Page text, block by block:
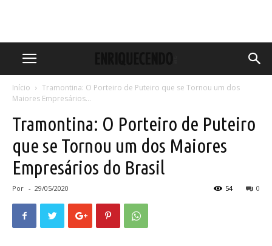
Início
Tramontina: O Porteiro de Puteiro que se Tornou um dos
Maiores Empresários...
Tramontina: O Porteiro de Puteiro
que se Tornou um dos Maiores
Empresários do Brasil
Por - 29/05/2020 0
54